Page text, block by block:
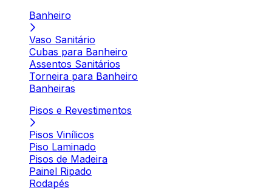
Banheiro
Vaso Sanitário
Cubas para Banheiro
Assentos Sanitários
Torneira para Banheiro
Banheiras
Pisos e Revestimentos
Pisos Vinílicos
Piso Laminado
Pisos de Madeira
Painel Ripado
Rodapés